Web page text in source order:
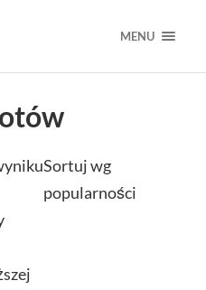
MENU
Sortuj wg
popularności